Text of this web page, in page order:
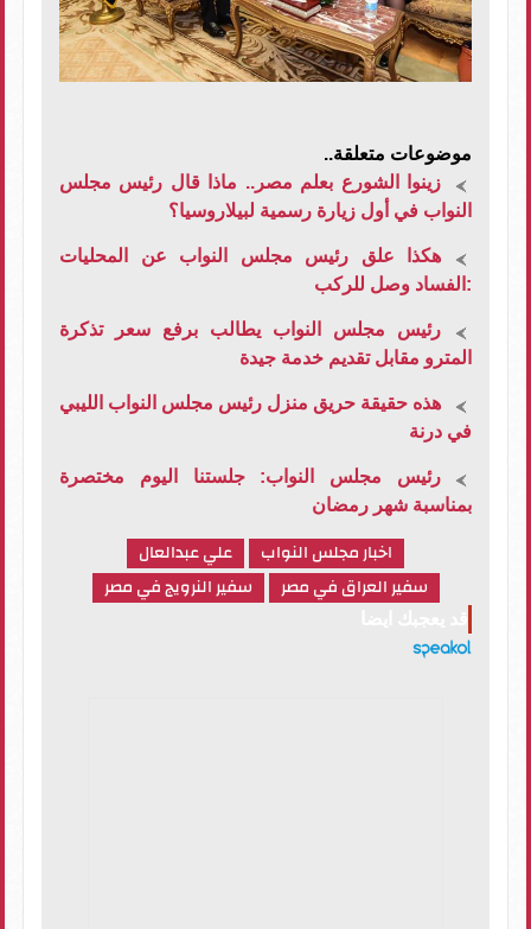
موضوعات متعلقة..
زينوا الشورع بعلم مصر.. ماذا قال رئيس مجلس
النواب في أول زيارة رسمية لبيلاروسيا؟
هكذا علق رئيس مجلس النواب عن المحليات
:الفساد وصل للركب
رئيس مجلس النواب يطالب برفع سعر تذكرة
المترو مقابل تقديم خدمة جيدة
هذه حقيقة حريق منزل رئيس مجلس النواب الليبي
في درنة
رئيس مجلس النواب: جلستنا اليوم مختصرة
بمناسبة شهر رمضان
اخبار مجلس النواب
علي عبدالعال
سفير العراق في مصر
سفير النرويج في مصر